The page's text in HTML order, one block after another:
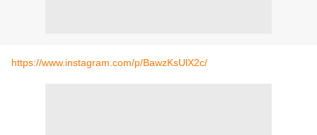
https://www.instagram.com/p/BawzKsUlX2c/